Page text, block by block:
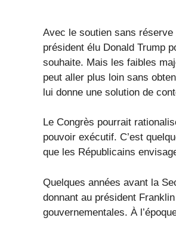
Avec le soutien sans réserve
président élu Donald Trump
souhaite. Mais les faibles
peut aller plus loin sans
lui donne une solution de
Le Congrès pourrait
pouvoir exécutif. C’est
que les Républicains
Quelques années avant la
donnant au président
gouvernementales. À